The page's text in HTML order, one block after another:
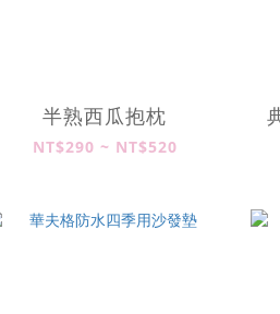
半熟西瓜抱枕
NT$290 ~ NT$520